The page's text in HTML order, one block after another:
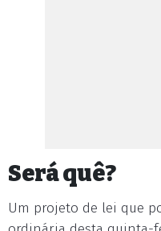
Será quê?
Um projeto de lei que